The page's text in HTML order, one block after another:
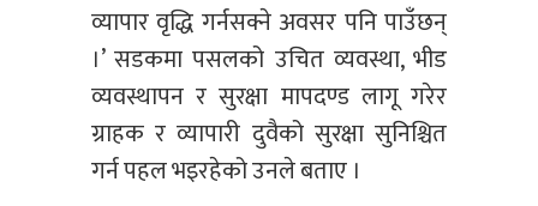
व्यापार वृद्धि गर्नसक्ने अवसर पनि पाउँछन्
।’ सडकमा पसलको उचित व्यवस्था, भीड
व्यवस्थापन र सुरक्षा मापदण्ड लागू गरेर
ग्राहक र व्यापारी दुवैको सुरक्षा सुनिश्चित
गर्न पहल भइरहेको उनले बताए ।